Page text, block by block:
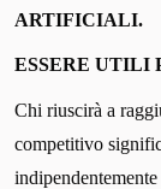
ARTIFICIALI.
ESSERE UTILI
Chi riuscirà a
competitivo